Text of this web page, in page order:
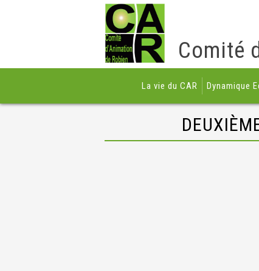
Comité
La vie du CAR Dynamique